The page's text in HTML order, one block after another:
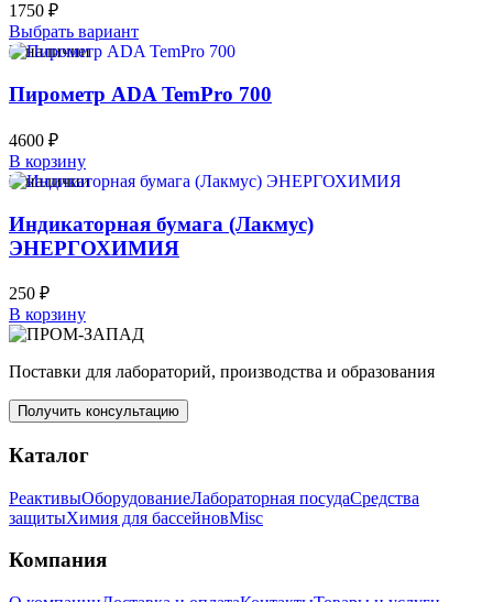
1750 ₽
Выбрать вариант
В наличии
Пирометр ADA TemPro 700
4600 ₽
В корзину
В наличии
Индикаторная бумага (Лакмус)
ЭНЕРГОХИМИЯ
250 ₽
В корзину
Поставки для лабораторий, производства и образования
Получить консультацию
Каталог
РеактивыОборудованиеЛабораторная посудаСредства
защитыХимия для бассейновMisc
Компания